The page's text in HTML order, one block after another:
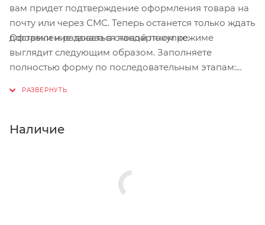
вам придет подтверждение оформления товара на
почту или через СМС. Теперь останется только ждать
доставки и радоваться новой покупке.
Оформление заказа в стандартном режиме
выглядит следующим образом. Заполняете
полностью форму по последовательным этапам:
Нажмите кнопку «Оформить заказ».
Наличие